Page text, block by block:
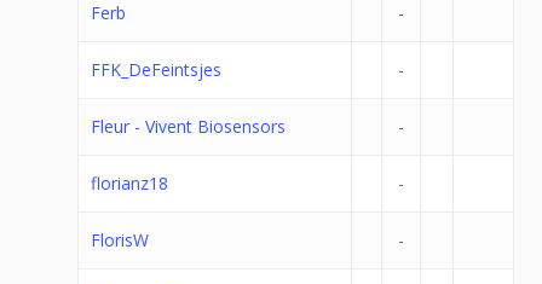
Ferb -
FFK_DeFeintsjes -
Fleur - Vivent Biosensors -
florianz18 -
FlorisW -